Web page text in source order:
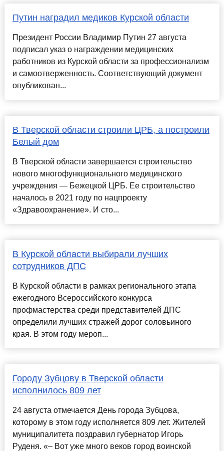
Путин наградил медиков Курской области
Президент России Владимир Путин 27 августа
подписал указ о награждении медицинских
работников из Курской области за профессионализм
и самоотверженность. Соответствующий документ
опубликован...
В Тверской области строили ЦРБ, а построили
Белый дом
В Тверской области завершается строительство
нового многофункционального медицинского
учреждения — Бежецкой ЦРБ. Ее строительство
началось в 2021 году по нацпроекту
«Здравоохранение». И сто...
В Курской области выбирали лучших
сотрудников ДПС
В Курской области в рамках регионального этапа
ежегодного Всероссийского конкурса
профмастерства среди представителей ДПС
определили лучших стражей дорог соловьиного
края. В этом году мероп...
Городу Зубцову в Тверской области
исполнилось 809 лет
24 августа отмечается День города Зубцова,
которому в этом году исполняется 809 лет. Жителей
муниципалитета поздравил губернатор Игорь
Руденя. «– Вот уже много веков город воинской